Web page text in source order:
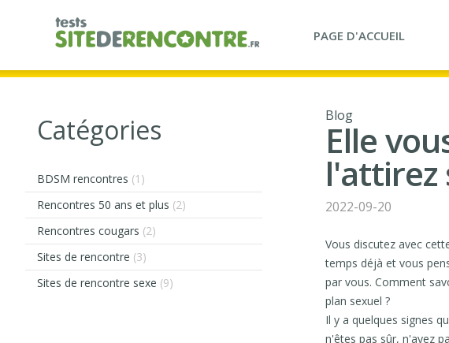
PAGE D'ACCUEIL
Catégories
BDSM rencontres (1)
Rencontres 50 ans et plus (2)
Rencontres cougars (2)
Sites de rencontre (3)
Sites de rencontre sexe (9)
Blog
Elle
l'attirez
2022-09-20
Vous discutez avec
temps déjà et vous
par vous. Comment
plan sexuel ?
Il y a quelques signes
n'êtes pas sûr, n'ayez